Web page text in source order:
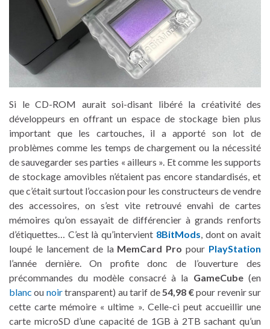
Si le CD-ROM aurait soi-disant libéré la créativité des
développeurs en offrant un espace de stockage bien plus
important que les cartouches, il a apporté son lot de
problèmes comme les temps de chargement ou la nécessité
de sauvegarder ses parties « ailleurs ». Et comme les supports
de stockage amovibles n’étaient pas encore standardisés, et
que c’était surtout l’occasion pour les constructeurs de vendre
des accessoires, on s’est vite retrouvé envahi de cartes
mémoires qu’on essayait de différencier à grands renforts
d’étiquettes… C’est là qu’intervient 8BitMods, dont on avait
loupé le lancement de la MemCard Pro pour PlayStation
l’année dernière. On profite donc de l’ouverture des
précommandes du modèle consacré à la GameCube(en
blanc ou noirtransparent) au tarif de54,98 €pour revenir sur
cette carte mémoire « ultime ». Celle-ci peut accueillir une
carte microSD d’une capacité de 1GB à 2TB sachant qu’un